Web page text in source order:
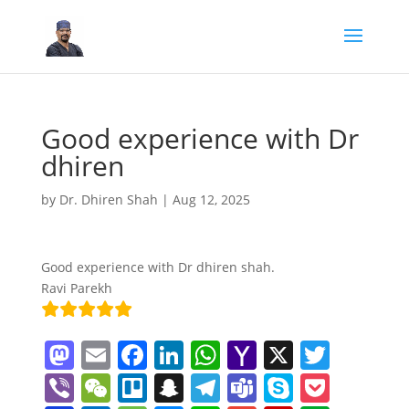
Good experience with Dr
dhiren
by Dr. Dhiren Shah | Aug 12, 2025
Good experience with Dr dhiren shah.
Ravi Parekh
M
a
E
m
F
a
Li
n
W
h
Y
a
X T
w
Vi W Tr S T T S P